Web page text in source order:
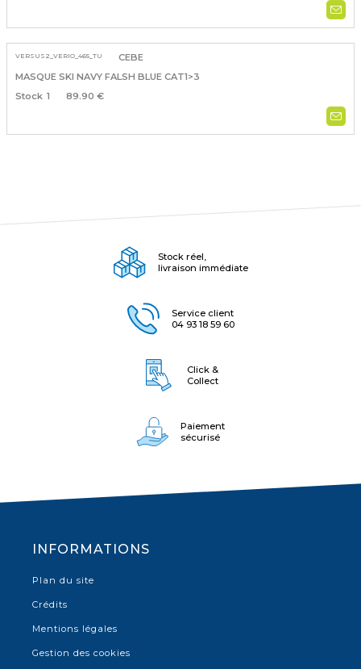
VERSUS2_VERIO_465_TU
CEBE
MASQUE SKI NAVY FALSH BLUE CAT1>3
1
89.90 €
Stock réel,
livraison immédiate
Service client
04 93 18 59 60
Click &
Collect
Paiement
sécurisé
INFORMATIONS
Plan du site
Crédits
Mentions légales
Gestion des cookies